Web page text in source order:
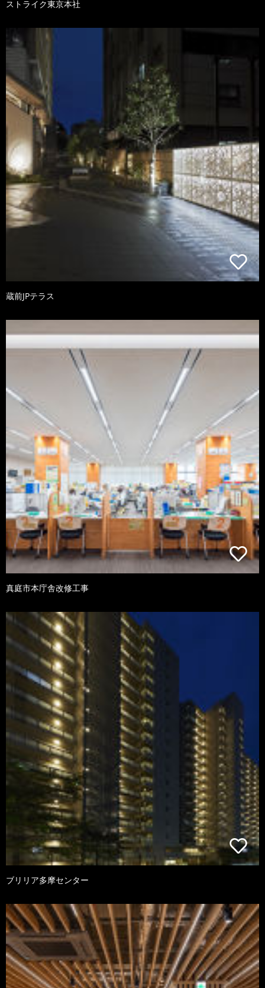
ストライク東京本社
蔵前JPテラス
真庭市本庁舎改修工事
ブリリア多摩センター